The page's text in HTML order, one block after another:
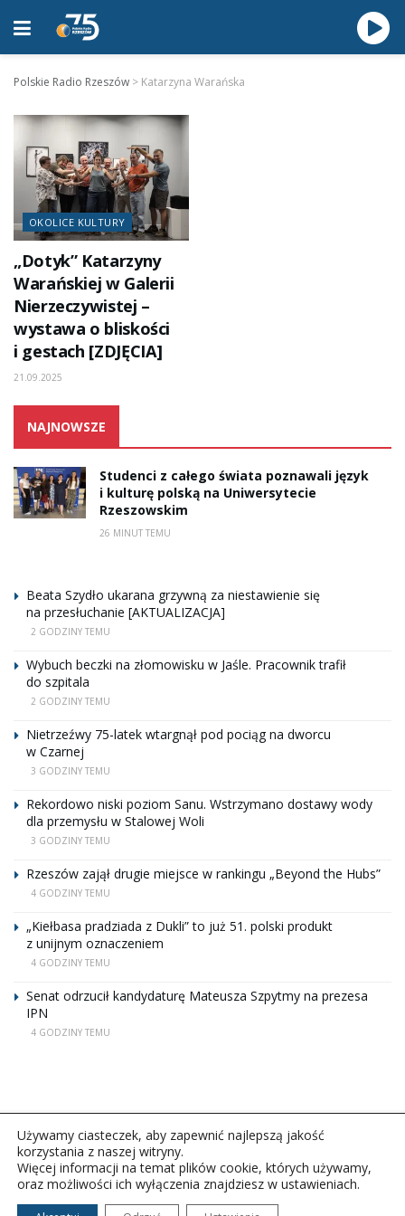
Polskie Radio Rzeszów > Katarzyna Warańska
OKOLICE KULTURY
„Dotyk” Katarzyny
Warańskiej w Galerii
Nierzeczywistej –
wystawa o bliskości
i gestach [ZDJĘCIA]
21.09.2025
NAJNOWSZE
Studenci z całego świata poznawali język
i kulturę polską na Uniwersytecie
Rzeszowskim
26 MINUT TEMU
Beata Szydło ukarana grzywną za niestawienie się
na przesłuchanie [AKTUALIZACJA]
2 GODZINY TEMU
Wybuch beczki na złomowisku w Jaśle. Pracownik trafił
do szpitala
2 GODZINY TEMU
Nietrzeźwy 75-latek wtargnął pod pociąg na dworcu
w Czarnej
3 GODZINY TEMU
Rekordowo niski poziom Sanu. Wstrzymano dostawy wody
dla przemysłu w Stalowej Woli
3 GODZINY TEMU
Rzeszów zajął drugie miejsce w rankingu „Beyond the Hubs”
4 GODZINY TEMU
„Kiełbasa pradziada z Dukli” to już 51. polski produkt
z unijnym oznaczeniem
4 GODZINY TEMU
Senat odrzucił kandydaturę Mateusza Szpytmy na prezesa
IPN
4 GODZINY TEMU
Copyright © 2026Polskie Radio Rzeszów S.A. w likwidacj.
Używamy ciasteczek, aby zapewnić najlepszą jakość
korzystania z naszej witryny.
Więcej informacji na temat plików cookie, których używamy,
oraz możliwości ich wyłączenia znajdziesz w ustawieniach.